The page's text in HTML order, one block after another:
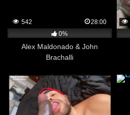
542
28:00
0%
Alex Maldonado & John
Brachalli